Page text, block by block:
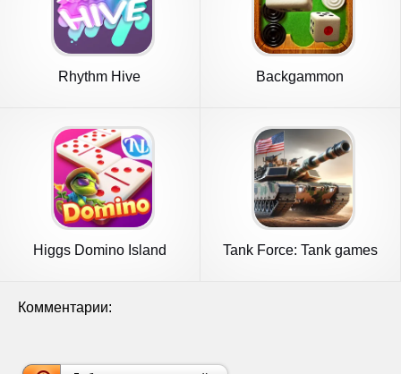
Rhythm Hive Backgammon
Higgs Domino Island
Tank Force: Tank games
Комментарии: